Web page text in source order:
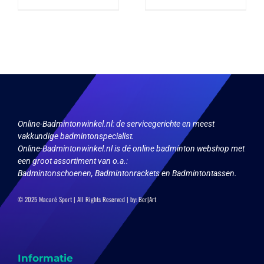
worden
productpagina
worden
productpagina
Online-Badmintonwinkel.nl:de servicegerichte en meest
vakkundige badmintonspecialist.
Online-Badmintonwinkel.nl is dé online badminton webshop met
een groot assortiment van o.a.:
Badmintonschoenen, Badmintonrackets en Badmintontassen.
© 2025 Macaré Sport | All Rights Reserved | by:Ber|Art
Informatie